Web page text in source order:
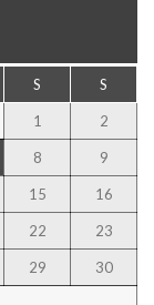
S S
1 2
8 9
15 16
22 23
29 30